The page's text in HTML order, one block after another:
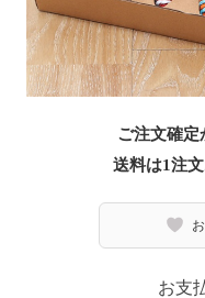
ご注文確定
送料は1注
お支